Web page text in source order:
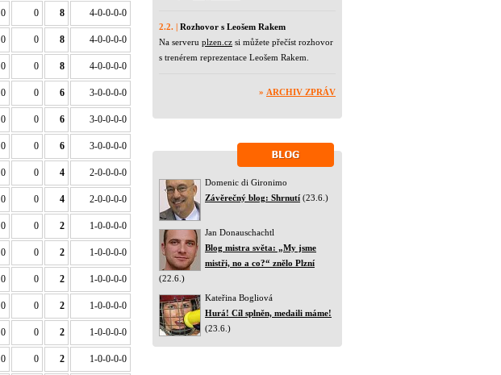
0 0 8 4-0-0-0-0
0 0 8 4-0-0-0-0
0 0 8 4-0-0-0-0
0 0 6 3-0-0-0-0
0 0 6 3-0-0-0-0
0 0 6 3-0-0-0-0
0 0 4 2-0-0-0-0
0 0 4 2-0-0-0-0
0 0 2 1-0-0-0-0
0 0 2 1-0-0-0-0
0 0 2 1-0-0-0-0
0 0 2 1-0-0-0-0
0 0 2 1-0-0-0-0
0 0 2 1-0-0-0-0
2.2. | Rozhovor s Leošem Rakem
Na serveru plzen.cz si můžete přečíst rozhovor
s trenérem reprezentace Leošem Rakem.
» ARCHIV ZPRÁV
Domenic di Gironimo
Závěrečný blog: Shrnutí (23.6.)
Jan Donauschachtl
Blog mistra světa: „My jsme
mistři, no a co?“ znělo Plzní
(22.6.)
Kateřina Bogliová
Hurá! Cíl splněn, medaili máme!
(23.6.)